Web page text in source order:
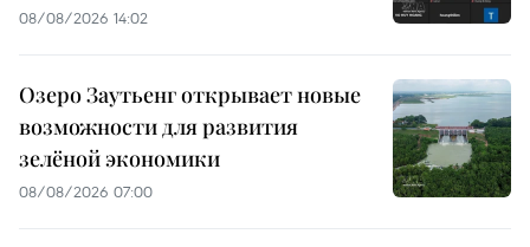
08/08/2026 14:02
Озеро Заутьенг открывает новые
возможности для развития
зелёной экономики
08/08/2026 07:00